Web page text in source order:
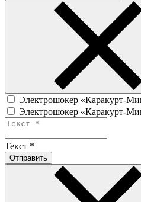
Электрошокер «Каракурт-
Электрошокер «Каракурт-
Текст *
Отправить